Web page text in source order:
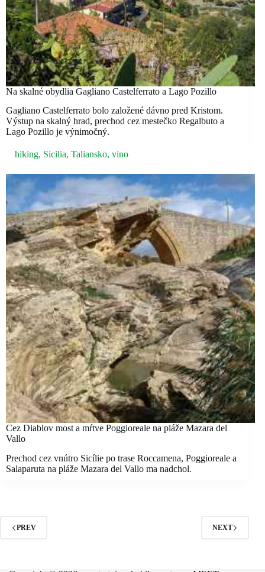
Na skalné obydlia Gagliano Castelferrato a Lago Pozillo
Gagliano Castelferrato bolo založené dávno pred Kristom.
Výstup na skalný hrad, prechod cez mestečko Regalbuto a
Lago Pozillo je výnimočný.
hiking, Sicilia, Taliansko, vino
Cez Diablov most a mŕtve Poggioreale na pláže Mazara del
Vallo
Prechod cez vnútro Sicílie po trase Roccamena, Poggioreale a
Salaparuta na pláže Mazara del Vallo ma nadchol.
PREV NEXT